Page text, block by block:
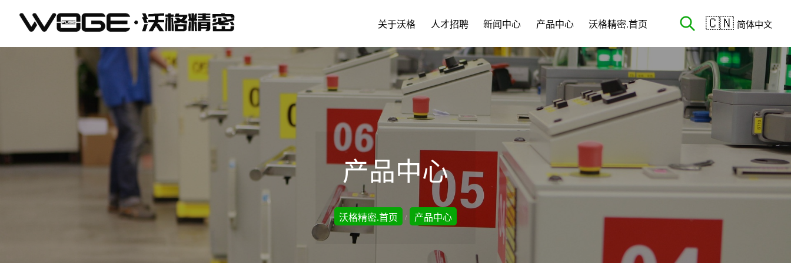
东
沃
关于沃格 人才招聘 新闻中心 产品中心 沃格精密.首页 🇨🇳 简体中文
产品中心
沃格精密.首页 / 产品中心